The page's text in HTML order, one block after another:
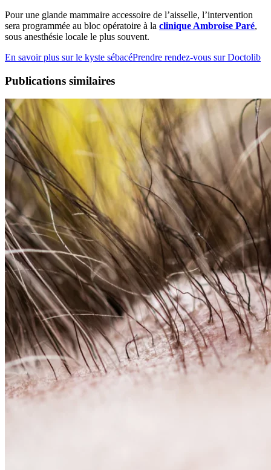
Pour une glande mammaire accessoire de l’aisselle, l’intervention
sera programmée au bloc opératoire à la clinique Ambroise Paré,
sous anesthésie locale le plus souvent.
En savoir plus sur le kyste sébacéPrendre rendez-vous sur Doctolib
Publications similaires